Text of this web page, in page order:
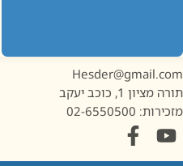
1, כוכב יעקב
02-6550500